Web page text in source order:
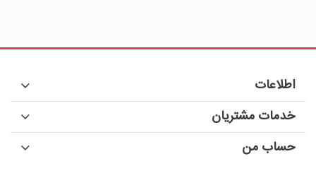
اطلاعات
خدمات مشتریان
حساب من